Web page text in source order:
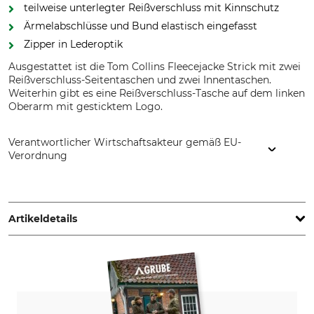
teilweise unterlegter Reißverschluss mit Kinnschutz
Ärmelabschlüsse und Bund elastisch eingefasst
Zipper in Lederoptik
Ausgestattet ist die Tom Collins Fleecejacke Strick mit zwei
Reißverschluss-Seitentaschen und zwei Innentaschen.
Weiterhin gibt es eine Reißverschluss-Tasche auf dem linken
Oberarm mit gesticktem Logo.
Verantwortlicher Wirtschaftsakteur gemäß EU-
Verordnung
Germany, www.orbis-textil.de
Artikeldetails
Produkttyp
Fleecejacke
Modellbezeichnung
Oberstoff